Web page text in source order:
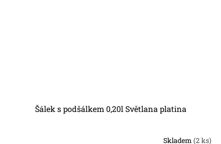
Šálek s podšálkem 0,20l Světlana platina
Skladem (2 ks)